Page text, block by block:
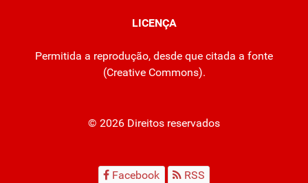
LICENÇA
Permitida a reprodução, desde que citada a fonte
(Creative Commons).
© 2026 Direitos reservados
Facebook RSS